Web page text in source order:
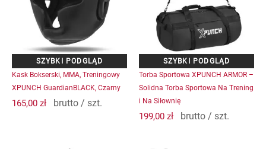
Kask Bokserski, MMA, Treningowy
XPUNCH GuardianBLACK, Czarny
165,00 zł brutto / szt.
Opcje
można
stronie
produktu
Torba Sportowa XPUNCH ARMOR –
Solidna Torba Sportowa Na Trening
i Na Siłownię
199,00 zł brutto / szt.